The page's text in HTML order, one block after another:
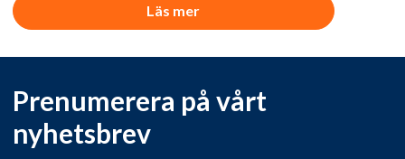
Läs mer
Prenumerera på vårt
nyhetsbrev